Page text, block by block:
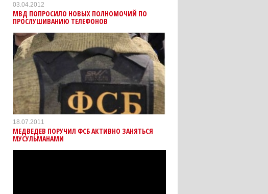
03.04.2012
МВД ПОПРОСИЛО НОВЫХ ПОЛНОМОЧИЙ ПО
ПРОСЛУШИВАНИЮ ТЕЛЕФОНОВ
18.07.2011
МЕДВЕДЕВ ПОРУЧИЛ ФСБ АКТИВНО ЗАНЯТЬСЯ
МУСУЛЬМАНАМИ